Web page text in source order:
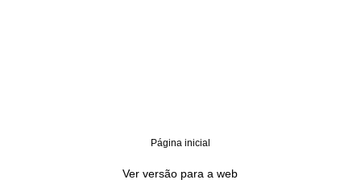
Página inicial
Ver versão para a web